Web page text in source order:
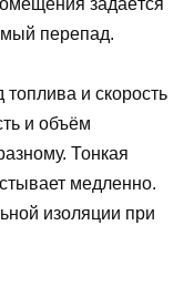
задаётся
перепад.
и скорость
и объём
Тонкая
медленно.
изоляции при